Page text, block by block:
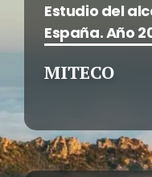
Estudio del
España. Año
MITECO